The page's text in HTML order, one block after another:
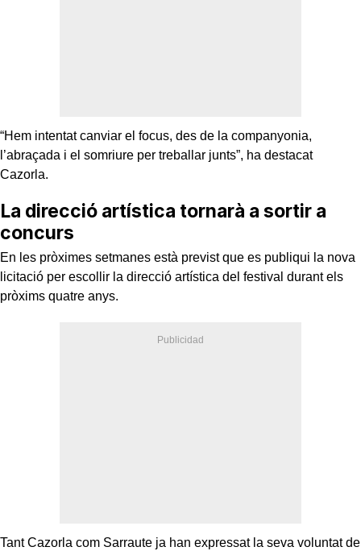
“Hem intentat canviar el focus, des de la companyonia,
l’abraçada i el somriure per treballar junts”, ha destacat
Cazorla.
La direcció artística tornarà a sortir a
concurs
En les pròximes setmanes està previst que es publiqui la nova
licitació per escollir la direcció artística del festival durant els
pròxims quatre anys.
Tant Cazorla com Sarraute ja han expressat la seva voluntat de